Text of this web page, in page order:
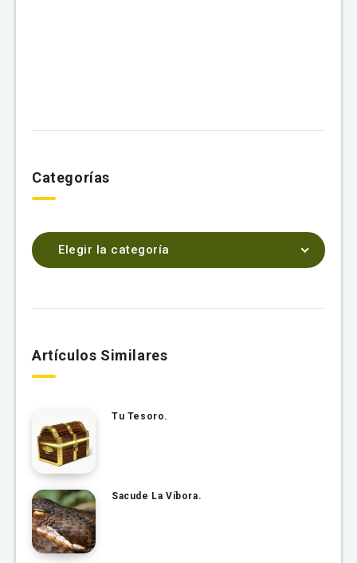
Categorías
Elegir la categoría
Artículos Similares
Tu Tesoro.
Sacude La Víbora.